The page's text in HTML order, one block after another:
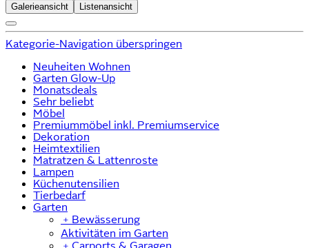
Galerieansicht Listenansicht
Kategorie-Navigation überspringen
Neuheiten Wohnen
Garten Glow-Up
Monatsdeals
Sehr beliebt
Möbel
Premiummöbel inkl. Premiumservice
Dekoration
Heimtextilien
Matratzen & Lattenroste
Lampen
Küchenutensilien
Tierbedarf
Garten
﹢ Bewässerung
Aktivitäten im Garten
﹢ Carports & Garagen